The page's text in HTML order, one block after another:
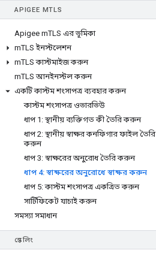
APIGEE MTLS
Apigee mTLS এর ভূমিকা
mTLS ইনস্টলেশন
mTLS কাস্টমাইজ করুন
mTLS আনইনস্টল করুন
একটি কাস্টম শংসাপত্র ব্যবহার করুন
কাস্টম শংসাপত্র ওভারভিউ
ধাপ 1: স্থানীয় ব্যক্তিগত কী তৈরি করুন
ধাপ 2: স্থানীয় স্বাক্ষর কনফিগার ফাইল তৈরি
করুন
ধাপ 3: স্বাক্ষরের অনুরোধ তৈরি করুন
ধাপ 4: স্বাক্ষরের অনুরোধে স্বাক্ষর করুন
ধাপ 5: কাস্টম শংসাপত্র একত্রিত করুন
সার্টিফিকেট যাচাই করুন
সমস্যা সমাধান
স্কেলিং